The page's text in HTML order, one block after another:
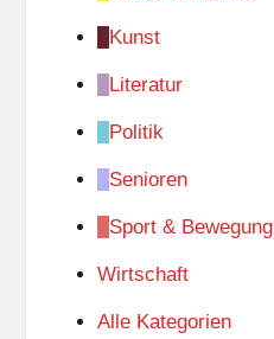
Kunst
Literatur
Politik
Senioren
Sport & Bewegung
Wirtschaft
Alle Kategorien